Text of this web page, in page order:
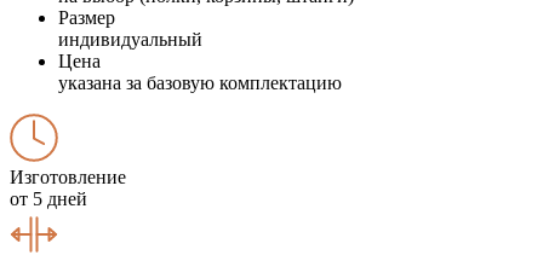
Размер
индивидуальный
Цена
указана за базовую комплектацию
Изготовление
от 5 дней